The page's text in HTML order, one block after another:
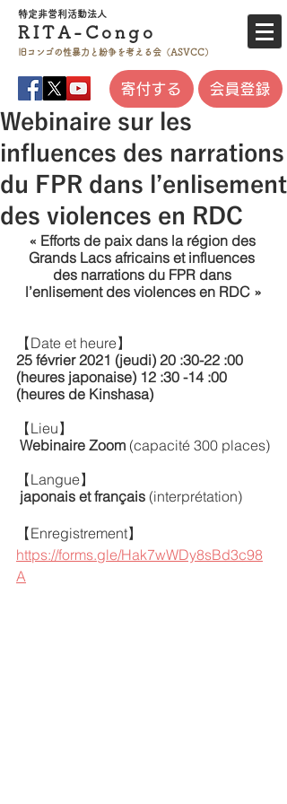
特定非営利活動法人
RITA- Co ngo
旧コンゴの性暴力と 紛争を考える会（ASVCC）
寄付する 会員登録
Webinaire sur les
influences des narrations
du FPR dans l’enlisement
des violences en RDC
« Efforts de paix dans la région des
Grands Lacs africains et influences
des narrations du FPR dans
l’enlisement des violences en RDC »
【Date et heure】
25 février 2021 (jeudi) 20 :30-22 :00
(heures japonaise) 12 :30 -14 :00
(heures de Kinshasa)
【Lieu】
Webinaire Zoom (capacité 300 places)
【Langue】
japonais et français (interprétation)
【Enregistrement】
https://forms.gle/Hak7wWDy8sBd3c98
A